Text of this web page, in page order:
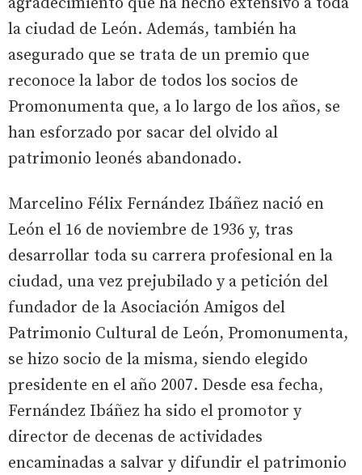
la ciudad de León. Además, también ha
asegurado que se trata de un premio que
reconoce la labor de todos los socios de
Promonumenta que, a lo largo de los años, se
han esforzado por sacar del olvido al
patrimonio leonés abandonado.
Marcelino Félix Fernández Ibáñez nació en
León el 16 de noviembre de 1936 y, tras
desarrollar toda su carrera profesional en la
ciudad, una vez prejubilado y a petición del
fundador de la Asociación Amigos del
Patrimonio Cultural de León, Promonumenta,
se hizo socio de la misma, siendo elegido
presidente en el año 2007. Desde esa fecha,
Fernández Ibáñez ha sido el promotor y
director de decenas de actividades
encaminadas a salvar y difundir el patrimonio